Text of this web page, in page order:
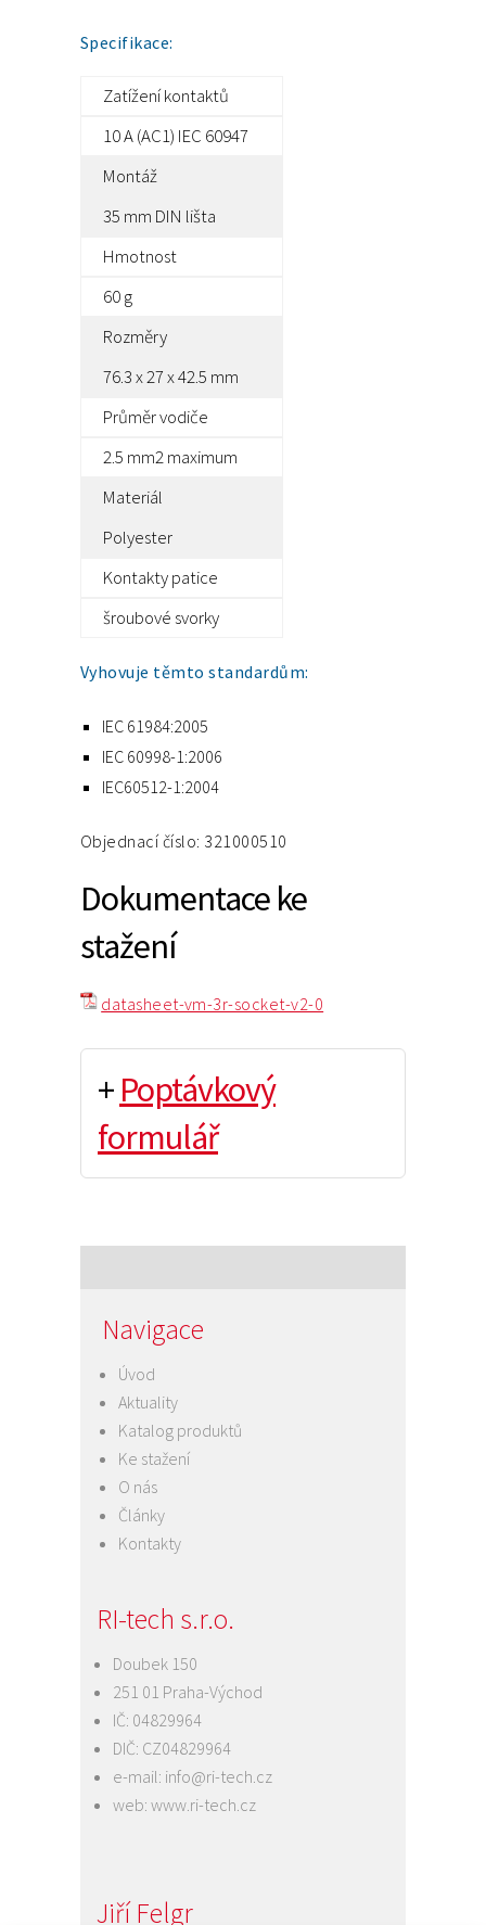
Specifikace:
Zatížení kontaktů
10 A (AC1) IEC 60947
Montáž
35 mm DIN lišta
Hmotnost
60 g
Rozměry
76.3 x 27 x 42.5 mm
Průměr vodiče
2.5 mm2 maximum
Materiál
Polyester
Kontakty patice
šroubové svorky
Vyhovuje těmto standardům:
IEC 61984:2005
IEC 60998-1:2006
IEC60512-1:2004
Objednací číslo: 321000510
Dokumentace ke
stažení
datasheet-vm-3r-socket-v2-0
+ Poptávkový
formulář
Navigace
Úvod
Aktuality
Katalog produktů
Ke stažení
O nás
Články
Kontakty
RI-tech s.r.o.
Doubek 150
251 01 Praha-Východ
IČ: 04829964
DIČ: CZ04829964
e-mail: info@ri-tech.cz
web: www.ri-tech.cz
Jiří Felgr